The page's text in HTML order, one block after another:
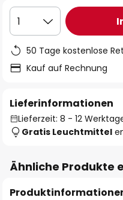
1
50 Tage kostenlose
Kauf auf Rechnung
Lieferinformationen
Lieferzeit: 8 - 12
Gratis Leuchtmittel
Ähnliche Produkte